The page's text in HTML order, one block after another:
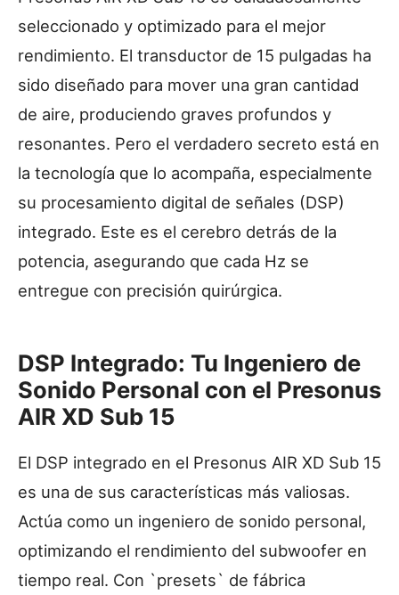
seleccionado y optimizado para el mejor
rendimiento. El transductor de 15 pulgadas ha
sido diseñado para mover una gran cantidad
de aire, produciendo graves profundos y
resonantes. Pero el verdadero secreto está en
la tecnología que lo acompaña, especialmente
su procesamiento digital de señales (DSP)
integrado. Este es el cerebro detrás de la
potencia, asegurando que cada Hz se
entregue con precisión quirúrgica.
DSP Integrado: Tu Ingeniero de
Sonido Personal con el Presonus
AIR XD Sub 15
El DSP integrado en el Presonus AIR XD Sub 15
es una de sus características más valiosas.
Actúa como un ingeniero de sonido personal,
optimizando el rendimiento del subwoofer en
tiempo real. Con `presets` de fábrica